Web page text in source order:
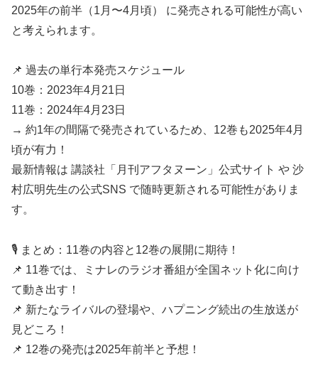
2025年の前半（1月〜4月頃） に発売される可能性が高い
と考えられます。
📌 過去の単行本発売スケジュール
10巻：2023年4月21日
11巻：2024年4月23日
→ 約1年の間隔で発売されているため、12巻も2025年4月
頃が有力！
最新情報は 講談社「月刊アフタヌーン」公式サイト や 沙
村広明先生の公式SNS で随時更新される可能性がありま
す。
🎙️ まとめ：11巻の内容と12巻の展開に期待！
📌 11巻では、ミナレのラジオ番組が全国ネット化に向け
て動き出す！
📌 新たなライバルの登場や、ハプニング続出の生放送が
見どころ！
📌 12巻の発売は2025年前半と予想！